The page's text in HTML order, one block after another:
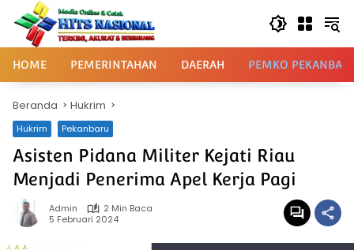
Langsung
konten
HOME PEMERINTAHAN DAERAH PEMKO
Beranda Hukrim
Hukrim Pekanbaru
Asisten Pidana Militer Kejati Riau
Menjadi Penerima Apel Kerja Pagi
Admin
2 Min Baca
5 Februari 2024